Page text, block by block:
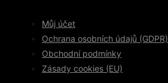
Můj účet
Ochrana osobních údajů (GDPR)
Obchodní podmínky
Zásady cookies (EU)